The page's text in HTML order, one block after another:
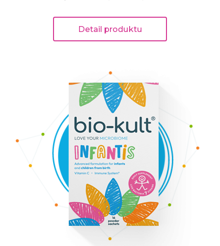
Detail produktu